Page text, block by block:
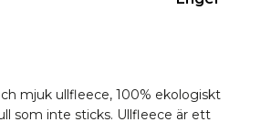
mjuk ullfleece, 100% ekologiskt
som inte sticks. Ullfleece är ett